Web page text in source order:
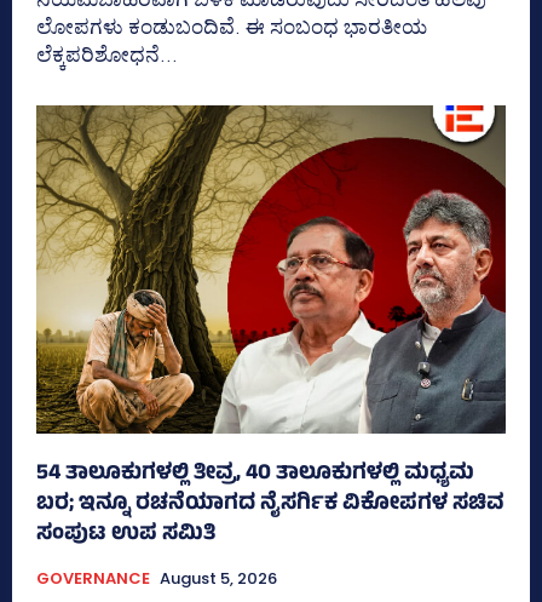
ಲೋಪಗಳು ಕಂಡುಬಂದಿವೆ. ಈ ಸಂಬಂಧ ಭಾರತೀಯ
ಲೆಕ್ಕಪರಿಶೋಧನೆ...
54 ತಾಲೂಕುಗಳಲ್ಲಿ ತೀವ್ರ, 40 ತಾಲೂಕುಗಳಲ್ಲಿ ಮಧ್ಯಮ
ಬರ; ಇನ್ನೂ ರಚನೆಯಾಗದ ನೈಸರ್ಗಿಕ ವಿಕೋಪಗಳ ಸಚಿವ
ಸಂಪುಟ ಉಪ ಸಮಿತಿ
GOVERNANCE August 5, 2026